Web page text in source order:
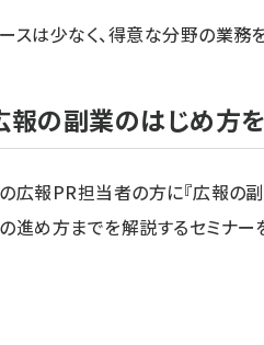
スは少なく、得意な分野の業務
報の副業のはじめ方
広報PR担当者の方に『広報の副
進め方までを解説するセミナー